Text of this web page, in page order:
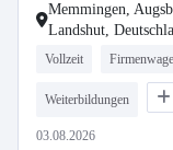
Memmingen,
Landshut,
Vollzeit
Weiterbildungen
03.08.2026